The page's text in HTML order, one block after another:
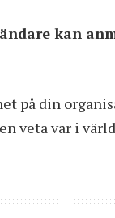
kan
på din
veta var i